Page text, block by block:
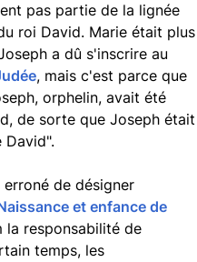
pas partie de la lignée
roi David. Marie était plus
a dû s'inscrire au
, mais c'est parce que
orphelin, avait été
de sorte que Joseph était
David".
de désigner
et enfance de
la responsabilité de
temps, les